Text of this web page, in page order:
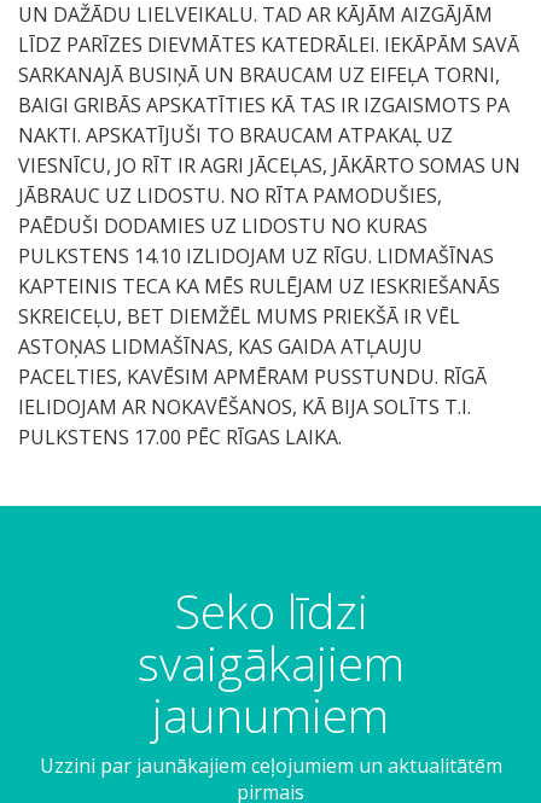
UN DAŽĀDU LIELVEIKALU. TAD AR KĀJĀM AIZGĀJĀM
LĪDZ PARĪZES DIEVMĀTES KATEDRĀLEI. IEKĀPĀM SAVĀ
SARKANAJĀ BUSIŅĀ UN BRAUCAM UZ EIFEĻA TORNI,
BAIGI GRIBĀS APSKATĪTIES KĀ TAS IR IZGAISMOTS PA
NAKTI. APSKATĪJUŠI TO BRAUCAM ATPAKAĻ UZ
VIESNĪCU, JO RĪT IR AGRI JĀCEĻAS, JĀKĀRTO SOMAS UN
JĀBRAUC UZ LIDOSTU. NO RĪTA PAMODUŠIES,
PAĒDUŠI DODAMIES UZ LIDOSTU NO KURAS
PULKSTENS 14.10 IZLIDOJAM UZ RĪGU. LIDMAŠĪNAS
KAPTEINIS TECA KA MĒS RULĒJAM UZ IESKRIEŠANĀS
SKREICEĻU, BET DIEMŽĒL MUMS PRIEKŠĀ IR VĒL
ASTOŅAS LIDMAŠĪNAS, KAS GAIDA ATĻAUJU
PACELTIES, KAVĒSIM APMĒRAM PUSSTUNDU. RĪGĀ
IELIDOJAM AR NOKAVĒŠANOS, KĀ BIJA SOLĪTS T.I.
PULKSTENS 17.00 PĒC RĪGAS LAIKA.
Seko līdzi
svaigākajiem
jaunumiem
Uzzini par jaunākajiem ceļojumiem un aktualitātēm
pirmais